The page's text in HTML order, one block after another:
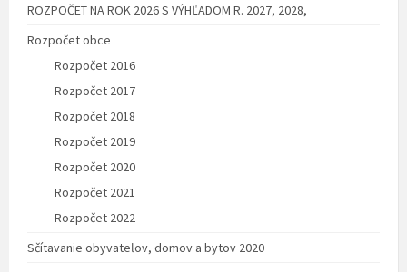
ROZPOČET NA ROK 2026 S VÝHĽADOM R. 2027, 2028,
Rozpočet obce
Rozpočet 2016
Rozpočet 2017
Rozpočet 2018
Rozpočet 2019
Rozpočet 2020
Rozpočet 2021
Rozpočet 2022
Sčítavanie obyvateľov, domov a bytov 2020